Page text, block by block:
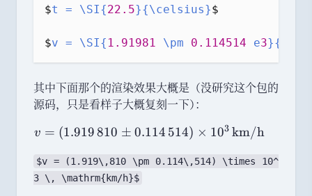
$t = \SI{22.5}{\celsius}$
$v = \SI{ 1.91981 \pm 0.114514 e3
其中下面那个的渲染效果大概是 （没研究这个包的
源码， 只是看样子大概复刻一下）：
v
(
1.
v = (1.919 810 ± 0.114 514) × 103 km/h
$v = (1 . 919\,810 \pm 0. 114\,514) \times 10^
3 \, \mathrm{ km/h}$